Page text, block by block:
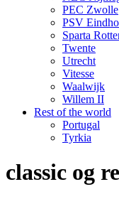
PEC Zwolle
PSV
Sparta
Twente
Utrecht
Vitesse
Waalwijk
Willem II
Rest of the world
Portugal
Tyrkia
classic og